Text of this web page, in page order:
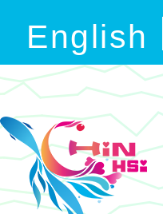
English